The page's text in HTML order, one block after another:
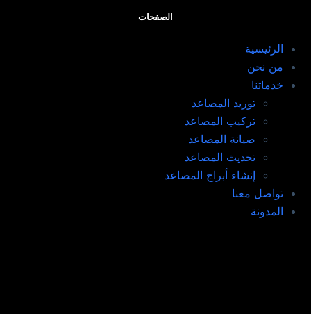
الصفحات
الرئيسية
من نحن
خدماتنا
توريد المصاعد​
تركيب المصاعد ​
صيانة المصاعد​
تحديث المصاعد​
إنشاء أبراج المصاعد​
تواصل معنا
المدونة